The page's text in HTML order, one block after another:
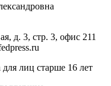
д. 3, стр. 3, офис 211
лиц старше 16 лет